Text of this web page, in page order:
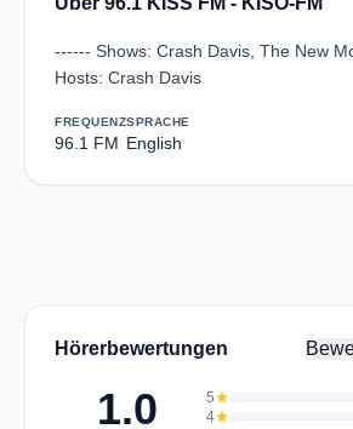
------ Shows: Crash Davis, The New
Hosts: Crash Davis
FREQUENZ
96.1 FM
SPRACHE
English
Hörerbewertungen
1.0 5star
4star